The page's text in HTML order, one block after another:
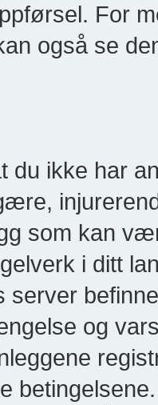
For
også se
du ikke har
som kan
i ditt
server
og